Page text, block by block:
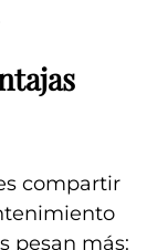
compartir
pesan más: